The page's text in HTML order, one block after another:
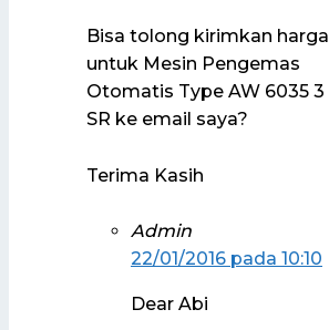
Bisa tolong kirimkan harga
untuk Mesin Pengemas
Otomatis Type AW 6035 3
SR ke email saya?
Terima Kasih
Admin
22/01/2016 pada 10:10
Dear Abi